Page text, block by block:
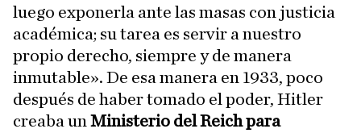
luego exponerla ante las masas con justicia
académica; su tarea es servir a nuestro
propio derecho, siempre y de manera
inmutable». De esa manera en 1933, poco
después de haber tomado el poder, Hitler
creaba un Ministerio del Reich para